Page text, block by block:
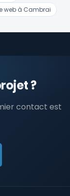
web à Cambrai
?
contact est